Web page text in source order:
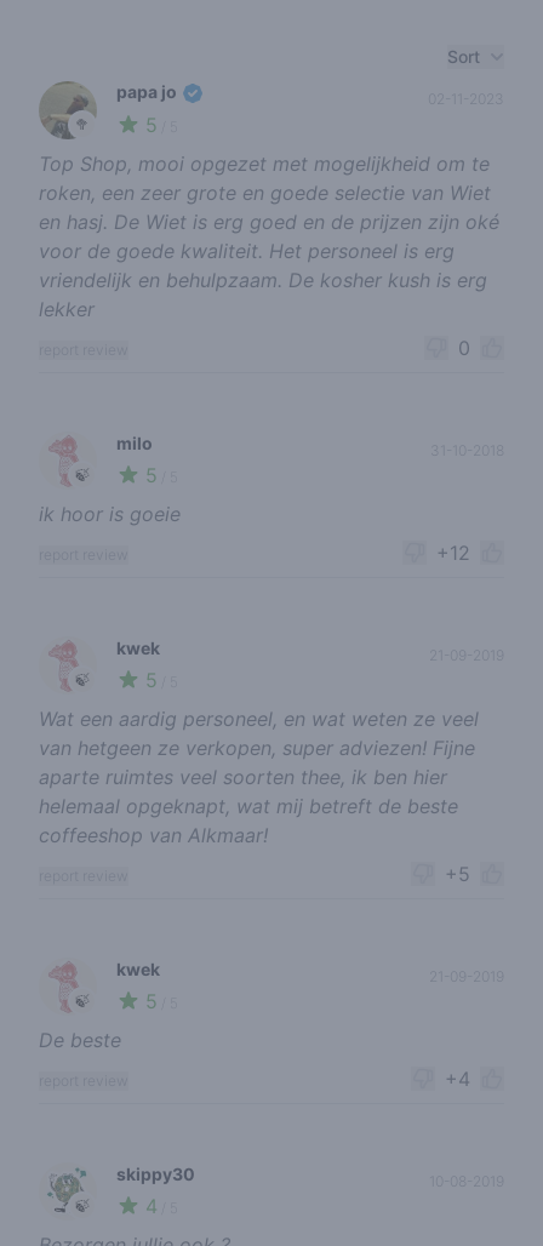
Sort
🥦
papa jo
5
02-11-2023
Top Shop, mooi opgezet met mogelijkheid om te
roken, een zeer grote en goede selectie van Wiet
en hasj. De Wiet is erg goed en de prijzen zijn oké
voor de goede kwaliteit. Het personeel is erg
vriendelijk en behulpzaam. De kosher kush is erg
lekker
0
🍃
milo
5
31-10-2018
ik hoor is goeie
+12
🍃
kwek
5
Wat een aardig personeel, en wat weten ze veel
van hetgeen ze verkopen, super adviezen! Fijne
aparte ruimtes veel soorten thee, ik ben hier
helemaal opgeknapt, wat mij betreft de beste
coffeeshop van Alkmaar!
+5
🍃
kwek
5
De beste
+4
🍃
skippy30
4